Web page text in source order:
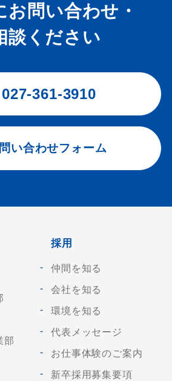
お問い合わせ・
談ください
027-361-3910
い合わせフォーム
部
採用
仲間を知る
会社を知る
環境を知る
代表メッセージ
お仕事体験のご案内
新卒採用募集要項